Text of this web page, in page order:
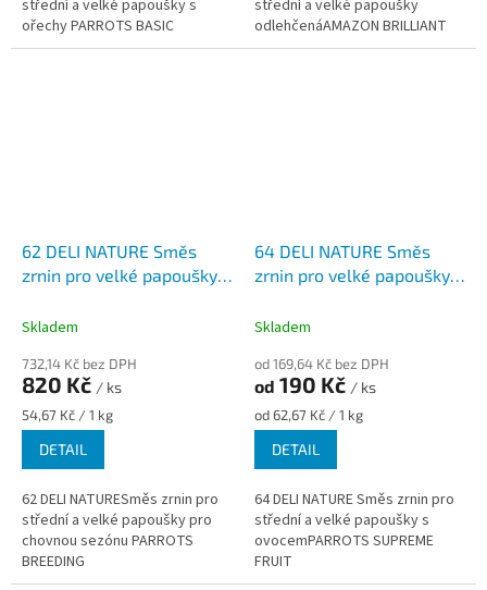
střední a velké papoušky s
ořechy PARROTS BASIC
střední a velké papoušky
odlehčenáAMAZON BRILLIANT
62 DELI NATURE Směs
zrnin pro velké papoušky
Skladem
732,14 Kč bez DPH
820 Kč / ks
Měrná
cena:
54,67 Kč / 1 kg
DETAIL
62 DELI NATURESměs zrnin pro
střední a velké papoušky pro
chovnou sezónu PARROTS
BREEDING
64 DELI NATURE Směs
zrnin pro velké papoušky s
Skladem
od 169,64 Kč bez DPH
od 190 Kč / ks
Měrná
cena:
od 62,67 Kč / 1 kg
DETAIL
64 DELI NATURE Směs zrnin pro
střední a velké papoušky s
ovocemPARROTS SUPREME
FRUIT